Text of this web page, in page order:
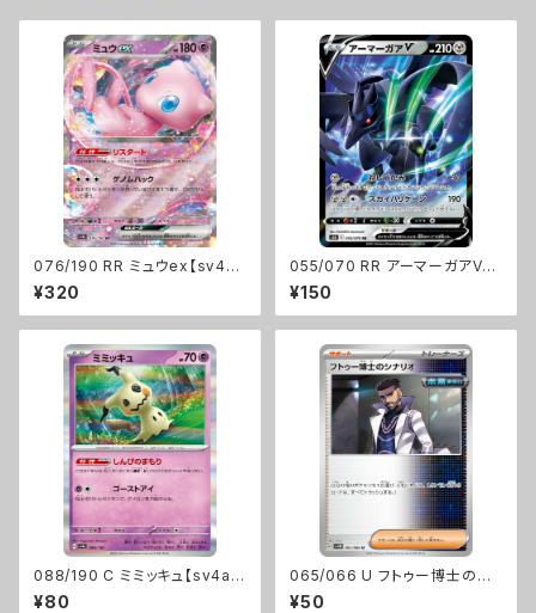
076/190 RR ミュウex【sv4a】
[G]
¥320
055/070 RR アーマーガアV【s
5R】Eレギュ
¥150
088/190 C ミミッキュ【sv4a】
Gレギュ
¥80
065/066 U フトゥー博士のシ
ナリオ【sv4M】Gレギュ
¥50